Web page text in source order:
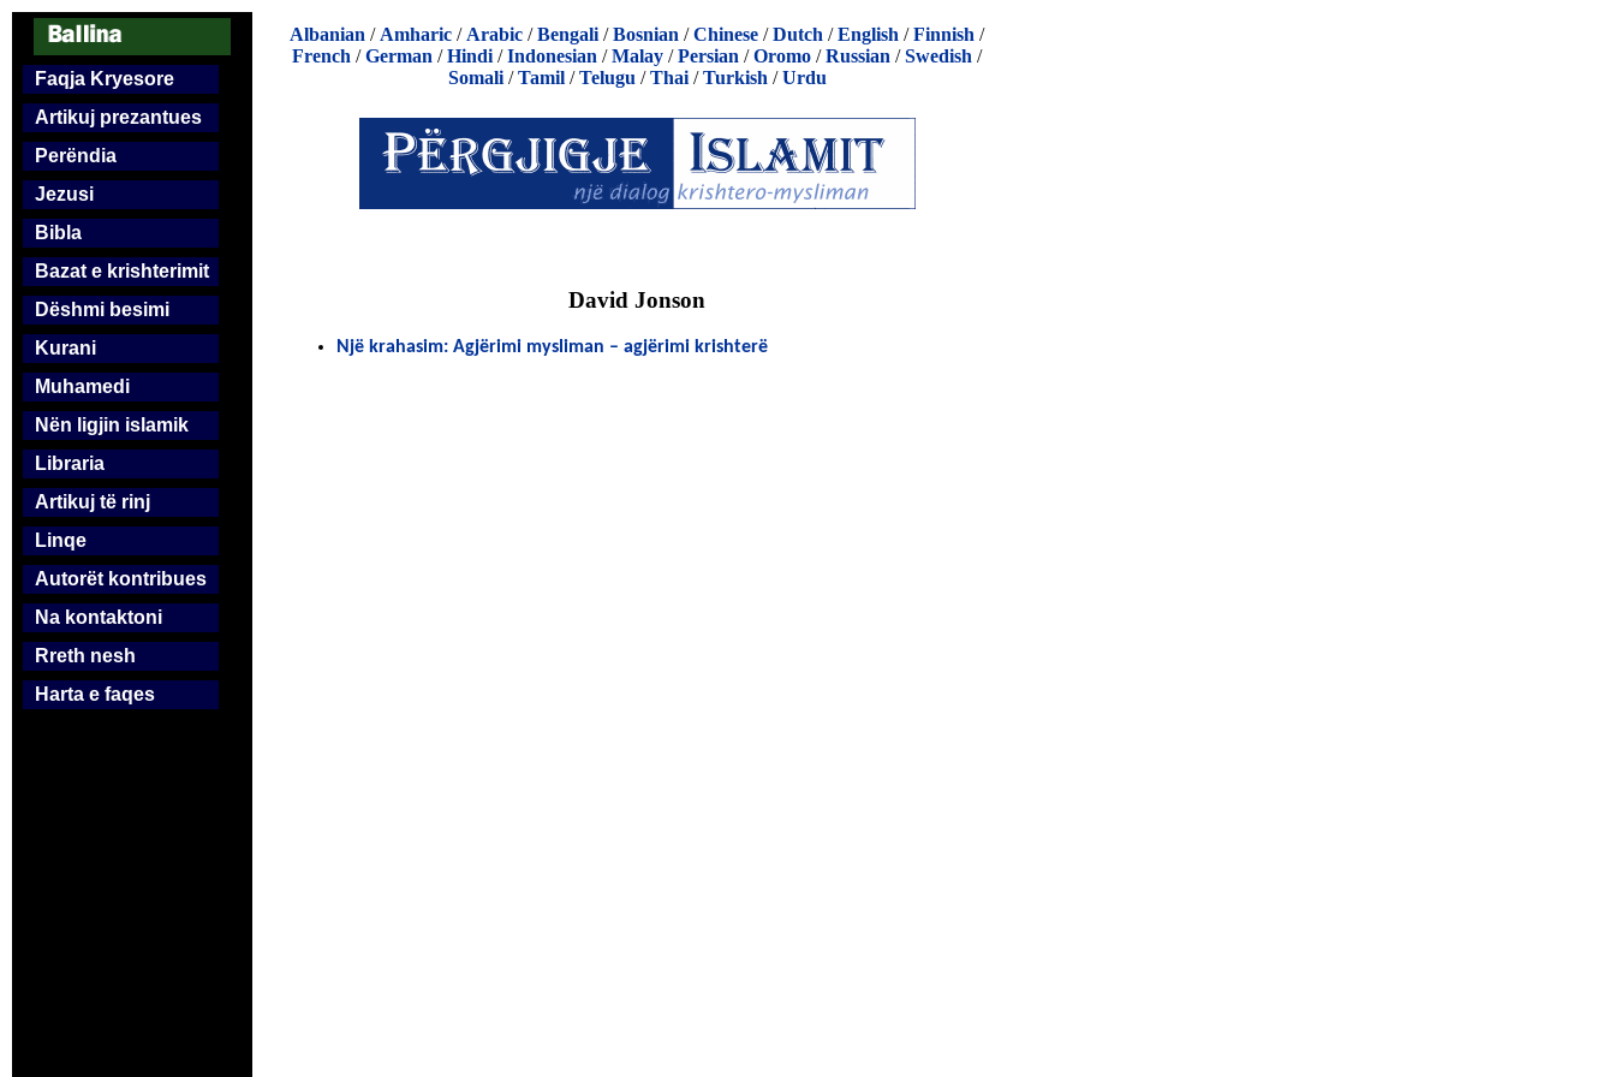
Faqja Kryesore
Artikuj prezantues
Perëndia
Jezusi
Bibla
Bazat e krishterimit
Dëshmi besimi
Kurani
Muhamedi
Nën ligjin islamik
Libraria
Artikuj të rinj
Linqe
Autorët kontribues
Na kontaktoni
Rreth nesh
Harta e faqes
Albanian / Amharic / Arabic /Bengali /Bosnian /Chinese /Dutch /English /Finnish /
French /German /Hindi /Indonesian /Malay /Persian /Oromo /Russian /Swedish /
Somali/Tamil/Telugu /Thai/Turkish /Urdu
David Jonson
Një krahasim: Agjërimi mysliman – agjërimi krishterë